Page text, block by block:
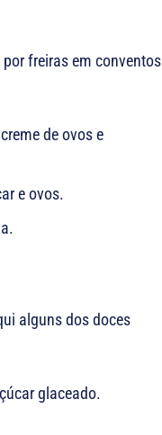
freiras em conventos
de ovos e
e ovos.
alguns dos doces
glaceado.